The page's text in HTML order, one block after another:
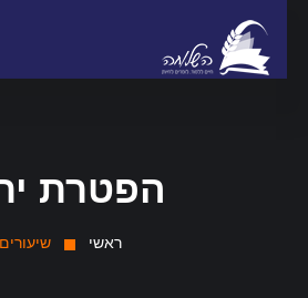
הפטרת
ראשי שיעורים